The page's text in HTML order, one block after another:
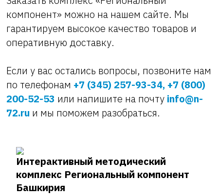
компонент» можно на нашем сайте. Мы
гарантируем высокое качество товаров и
оперативную доставку.
Если у вас остались вопросы, позвоните нам
по телефонам +7 (345) 257-93-34, +7 (800)
200-52-53 или напишите на почту info@n-
72.ru и мы поможем разобраться.
Интерактивный методический
комплекс Региональный компонент
Башкирия